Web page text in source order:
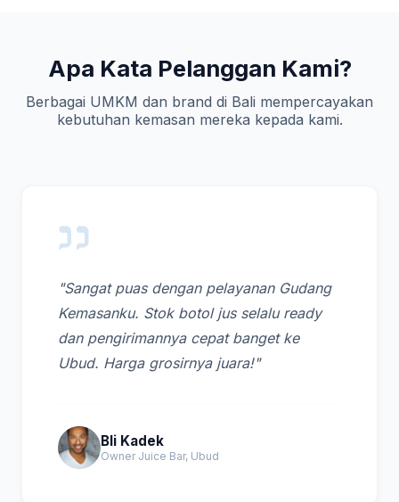
Apa Kata Pelanggan Kami?
Berbagai UMKM dan brand di Bali mempercayakan
kebutuhan kemasan mereka kepada kami.
"Sangat puas dengan pelayanan Gudang
Kemasanku. Stok botol jus selalu ready
dan pengirimannya cepat banget ke
Ubud. Harga grosirnya juara!"
Bli Kadek
Owner Juice Bar, Ubud